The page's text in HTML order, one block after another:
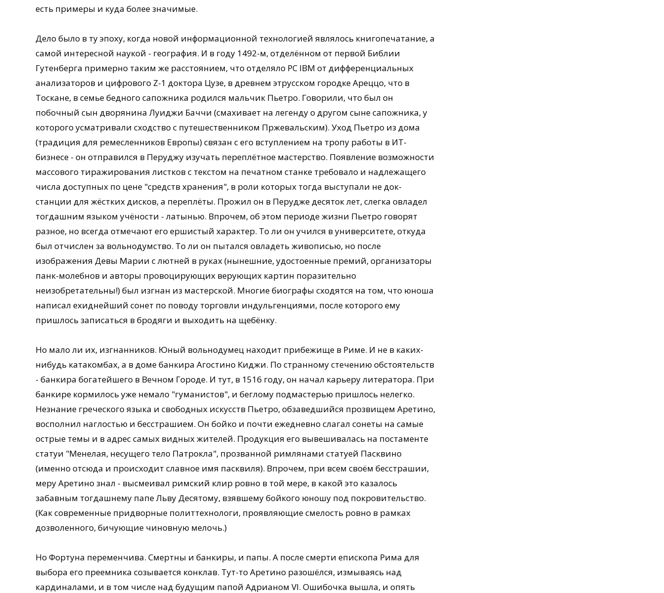
есть примеры и куда более значимые.
Дело было в ту эпоху, когда новой информационной технологией являлось книгопечатание, а
самой интересной наукой - география. И в году 1492-м, отделённом от первой Библии
Гутенберга примерно таким же расстоянием, что отделяло PC IBM от дифференциальных
анализаторов и цифрового Z-1 доктора Цузе, в древнем этрусском городке Ареццо, что в
Тоскане, в семье бедного сапожника родился мальчик Пьетро. Говорили, что был он
побочный сын дворянина Луиджи Баччи (смахивает на легенду о другом сыне сапожника, у
которого усматривали сходство с путешественником Пржевальским). Уход Пьетро из дома
(традиция для ремесленников Европы) связан с его вступлением на тропу работы в ИТ-
бизнесе - он отправился в Перуджу изучать переплётное мастерство. Появление возможности
массового тиражирования листков с текстом на печатном станке требовало и надлежащего
числа доступных по цене "средств хранения", в роли которых тогда выступали не док-
станции для жёстких дисков, а переплёты. Прожил он в Перудже десяток лет, слегка овладел
тогдашним языком учёности - латынью. Впрочем, об этом периоде жизни Пьетро говорят
разное, но всегда отмечают его ершистый характер. То ли он учился в университете, откуда
был отчислен за вольнодумство. То ли он пытался овладеть живописью, но после
изображения Девы Марии с лютней в руках (нынешние, удостоенные премий, организаторы
панк-молебнов и авторы провоцирующих верующих картин поразительно
неизобретательны!) был изгнан из мастерской. Многие биографы сходятся на том, что юноша
написал ехиднейший сонет по поводу торговли индульгенциями, после которого ему
пришлось записаться в бродяги и выходить на щебёнку.
Но мало ли их, изгнанников. Юный вольнодумец находит прибежище в Риме. И не в каких-
нибудь катакомбах, а в доме банкира Агостино Киджи. По странному стечению обстоятельств
- банкира богатейшего в Вечном Городе. И тут, в 1516 году, он начал карьеру литератора. При
банкире кормилось уже немало "гуманистов", и беглому подмастерью пришлось нелегко.
Незнание греческого языка и свободных искусств Пьетро, обзаведшийся прозвищем Аретино,
восполнил наглостью и бесстрашием. Он бойко и почти ежедневно слагал сонеты на самые
острые темы и в адрес самых видных жителей. Продукция его вывешивалась на постаменте
статуи "Менелая, несущего тело Патрокла", прозванной римлянами статуей Пасквино
(именно отсюда и происходит славное имя пасквиля). Впрочем, при всем своём бесстрашии,
меру Аретино знал - высмеивал римский клир ровно в той мере, в какой это казалось
забавным тогдашнему папе Льву Десятому, взявшему бойкого юношу под покровительство.
(Как современные придворные политтехнологи, проявляющие смелость ровно в рамках
дозволенного, бичующие чиновную мелочь.)
Но Фортуна переменчива. Смертны и банкиры, и папы. А после смерти епископа Рима для
выбора его преемника созывается конклав. Тут-то Аретино разошёлся, измываясь над
кардиналами, и в том числе над будущим папой Адрианом VI. Ошибочка вышла, и опять